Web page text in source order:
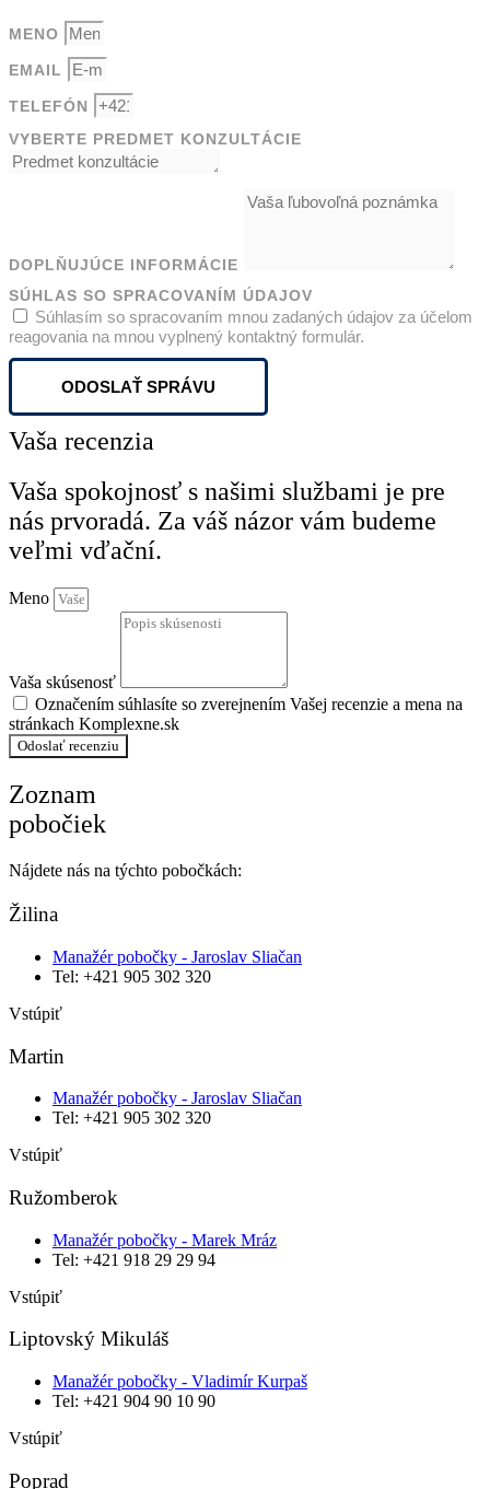
MENO
EMAIL
TELEFÓN
VYBERTE PREDMET KONZULTÁCIE
DOPLŇUJÚCE INFORMÁCIE
SÚHLAS SO SPRACOVANÍM ÚDAJOV
Súhlasím so spracovaním mnou zadaných údajov za účelom
reagovania na mnou vyplnený kontaktný formulár.
ODOSLAŤ SPRÁVU
Vaša recenzia
Vaša spokojnosť s našimi službami je pre
nás prvoradá. Za váš názor vám budeme
veľmi vďační.
Meno
Vaša skúsenosť
Označením súhlasíte so zverejnením Vašej recenzie a mena na
stránkach Komplexne.sk
Odoslať recenziu
Zoznam
pobočiek
Nájdete nás na týchto pobočkách:
Žilina
Manažér pobočky - Jaroslav Sliačan
Tel: +421 905 302 320
Vstúpiť
Martin
Manažér pobočky - Jaroslav Sliačan
Tel: +421 905 302 320
Vstúpiť
Ružomberok
Manažér pobočky - Marek Mráz
Tel: ‭+421 918 29 29 94‬
Vstúpiť
Liptovský Mikuláš
Manažér pobočky - Vladimír Kurpaš
Tel: +421 904 90 10 90
Vstúpiť
Poprad